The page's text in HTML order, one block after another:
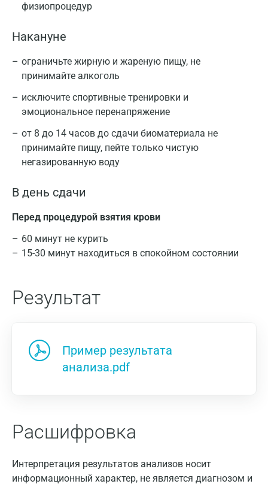
физиопроцедур
Накануне
ограничьте жирную и жареную пищу, не
принимайте алкоголь
исключите спортивные тренировки и
эмоциональное перенапряжение
от 8 до 14 часов до сдачи биоматериала не
принимайте пищу, пейте только чистую
негазированную воду
В день сдачи
Перед процедурой взятия крови
60 минут не курить
15-30 минут находиться в спокойном состоянии
Результат
Пример результата
анализа.pdf
Расшифровка
Интерпретация результатов анализов носит
информационный характер, не является диагнозом и